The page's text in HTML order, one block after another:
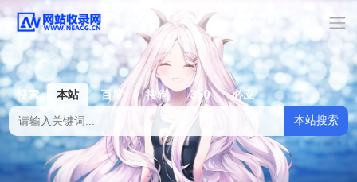
搜索 本站 百度 搜狗 360
必应
本站搜索